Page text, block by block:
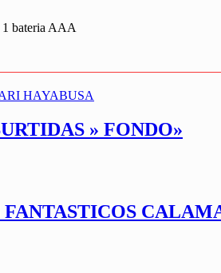
bateria AAA
» FONDO»